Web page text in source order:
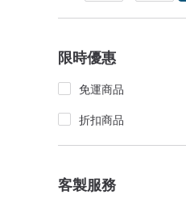
限時優惠
免運商品
折扣商品
客製服務